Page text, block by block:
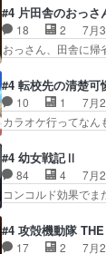
で夜の国の独裁支
ですね。昼の国が
た。次回も緊張が
なゲームも相手が
マ：テスト勉強と
ーーーーーーー
ゲー対戦よりテス
ストに向けて勉強
の2択なら戦闘を
を選ぶって、ひぐ
#4 片田舎のおっ
18 2
7月
おっさん、田舎に
れない爺さんには
ニ、ヘンブリッツ
お供ヒロインはク
手紙が来た。サー
家に帰ることに・
なるとお爺ちゃん
帰ることに・ベリ
#4 転校先の清楚可
10 1
7月
カラオケ行ってな
やらあの女優さん
ゃん姫ちゃんに野
のスマホを買いに
U-NEXTで視聴し
見始めてたけどな
#4 幼女戦記Ⅱ
84 4
7月
コンコルド効果で
グを更新しました
にはいかないね笑
#4 攻殻機動隊
17 2
7月